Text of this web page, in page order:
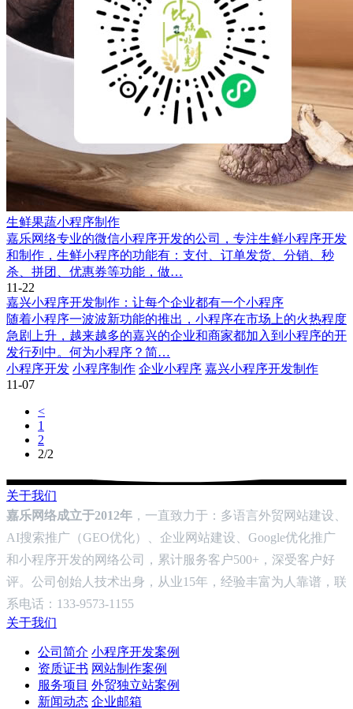
生鲜果蔬小程序制作
嘉乐网络专业的微信小程序开发的公司，专注生鲜小程序开发
和制作，生鲜小程序的功能有：支付、订单发货、分销、秒
杀、拼团、优惠券等功能，做…
11-22
嘉兴小程序开发制作：让每个企业都有一个小程序
随着小程序一波波新功能的推出，小程序在市场上的火热程度
急剧上升，越来越多的嘉兴的企业和商家都加入到小程序的开
发行列中。何为小程序？简…
小程序开发 小程序制作 企业小程序 嘉兴小程序开发制作
11-07
<
1
2
2/2
关于我们
嘉乐网络成立于2012年 ，一直致力于：多语言外贸网站建设、
AI搜索推广（GEO优化）、企业网站建设、Google优化推广
和小程序开发的网络公司，累计服务客户500+，深受客户好
评。公司创始人技术出身，从业15年，经验丰富为人靠谱，联
系电话：133-9573-1155
关于我们
公司简介 小程序开发案例
资质证书 网站制作案例
服务项目 外贸独立站案例
新闻动态 企业邮箱